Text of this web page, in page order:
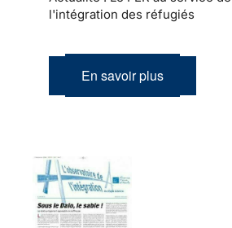
l'intégration des réfugiés
En savoir plus